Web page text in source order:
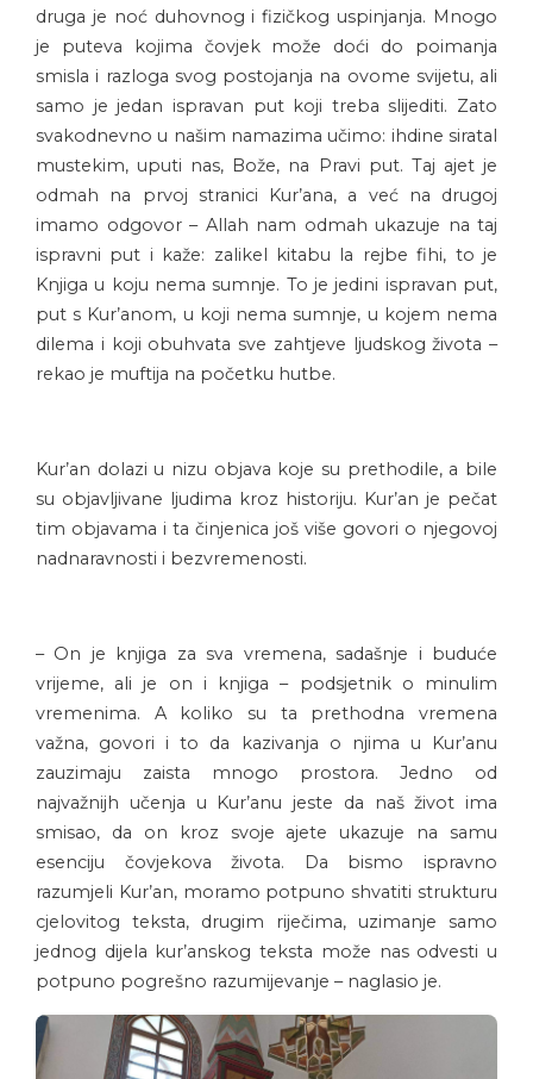
druga je noć duhovnog i fizičkog uspinjanja. Mnogo
je puteva kojima čovjek može doći do poimanja
smisla i razloga svog postojanja na ovome svijetu, ali
samo je jedan ispravan put koji treba slijediti. Zato
svakodnevno u našim namazima učimo: ihdine siratal
mustekim, uputi nas, Bože, na Pravi put. Taj ajet je
odmah na prvoj stranici Kur’ana, a već na drugoj
imamo odgovor – Allah nam odmah ukazuje na taj
ispravni put i kaže: zalikel kitabu la rejbe fihi, to je
Knjiga u koju nema sumnje. To je jedini ispravan put,
put s Kur’anom, u koji nema sumnje, u kojem nema
dilema i koji obuhvata sve zahtjeve ljudskog života –
rekao je muftija na početku hutbe.
Kur’an dolazi u nizu objava koje su prethodile, a bile
su objavljivane ljudima kroz historiju. Kur’an je pečat
tim objavama i ta činjenica još više govori o njegovoj
nadnaravnosti i bezvremenosti.
– On je knjiga za sva vremena, sadašnje i buduće
vrijeme, ali je on i knjiga – podsjetnik o minulim
vremenima. A koliko su ta prethodna vremena
važna, govori i to da kazivanja o njima u Kur’anu
zauzimaju zaista mnogo prostora. Jedno od
najvažnijh učenja u Kur’anu jeste da naš život ima
smisao, da on kroz svoje ajete ukazuje na samu
esenciju čovjekova života. Da bismo ispravno
razumjeli Kur’an, moramo potpuno shvatiti strukturu
cjelovitog teksta, drugim riječima, uzimanje samo
jednog dijela kur’anskog teksta može nas odvesti u
potpuno pogrešno razumijevanje – naglasio je.